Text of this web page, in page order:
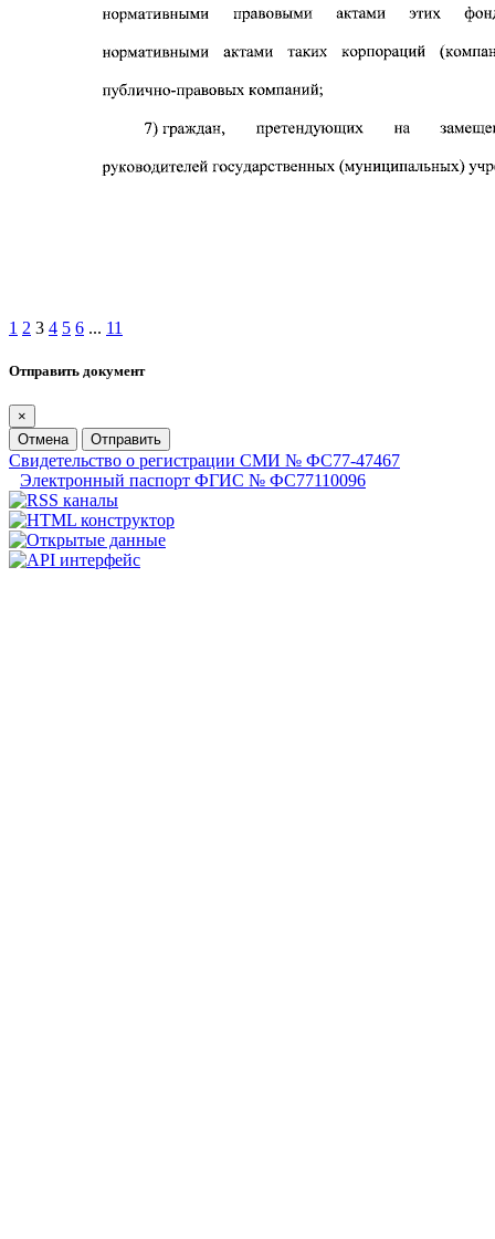
1 2 3 4 5 6 ... 11
Отправить документ
×
Отмена
Отправить
Свидетельство о регистрации СМИ № ФС77-47467
Электронный паспорт ФГИС № ФС77110096